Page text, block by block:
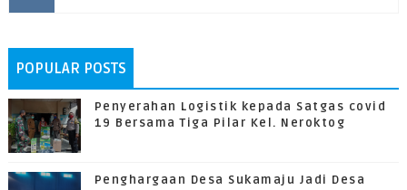
POPULAR POSTS
Penyerahan Logistik kepada Satgas covid
19 Bersama Tiga Pilar Kel. Neroktog
Penghargaan Desa Sukamaju Jadi Desa